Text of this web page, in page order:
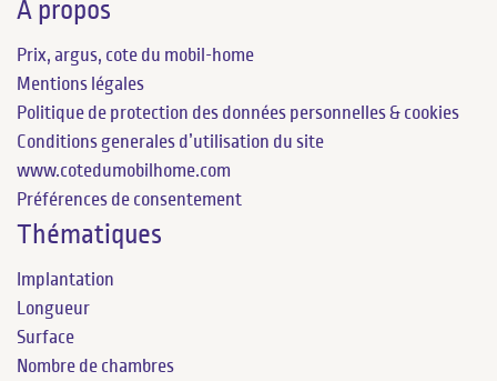
A propos
Prix, argus, cote du mobil-home
Mentions légales
Politique de protection des données personnelles & cookies
Conditions generales d’utilisation du site
www.cotedumobilhome.com
Préférences de consentement
Thématiques
Implantation
Longueur
Surface
Nombre de chambres